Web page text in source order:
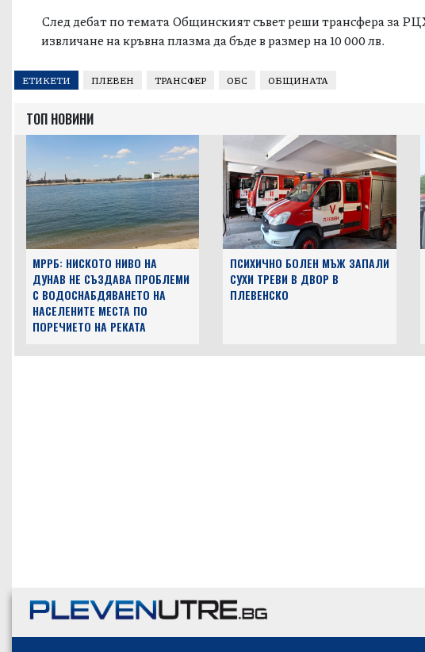
След дебат по темата Общинският съвет реши трансфера за
извличане на кръвна плазма да бъде в размер на 10 000 лв.
ЕТИКЕТИ ПЛЕВЕН ТРАНСФЕР ОБС ОБЩИНАТА
ТОП НОВИНИ
МРРБ: НИСКОТО НИВО НА
ДУНАВ НЕ СЪЗДАВА ПРОБЛЕМИ
С ВОДОСНАБДЯВАНЕТО НА
НАСЕЛЕНИТЕ МЕСТА ПО
ПОРЕЧИЕТО НА РЕКАТА
ПСИХИЧНО БОЛЕН МЪЖ ЗАПАЛИ
СУХИ ТРЕВИ В ДВОР В
ПЛЕВЕНСКО